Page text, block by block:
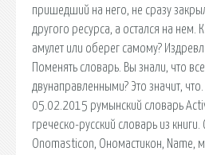
пришедший на него, не сразу
другого ресурса, а остался на нем.
амулет или оберег самому?
Поменять словарь. Вы знали, что
двунаправленными? Это значит,
05.02.2015 румынский словарь
греческо-русский словарь из
Onomasticon, Ономастикон, Name,